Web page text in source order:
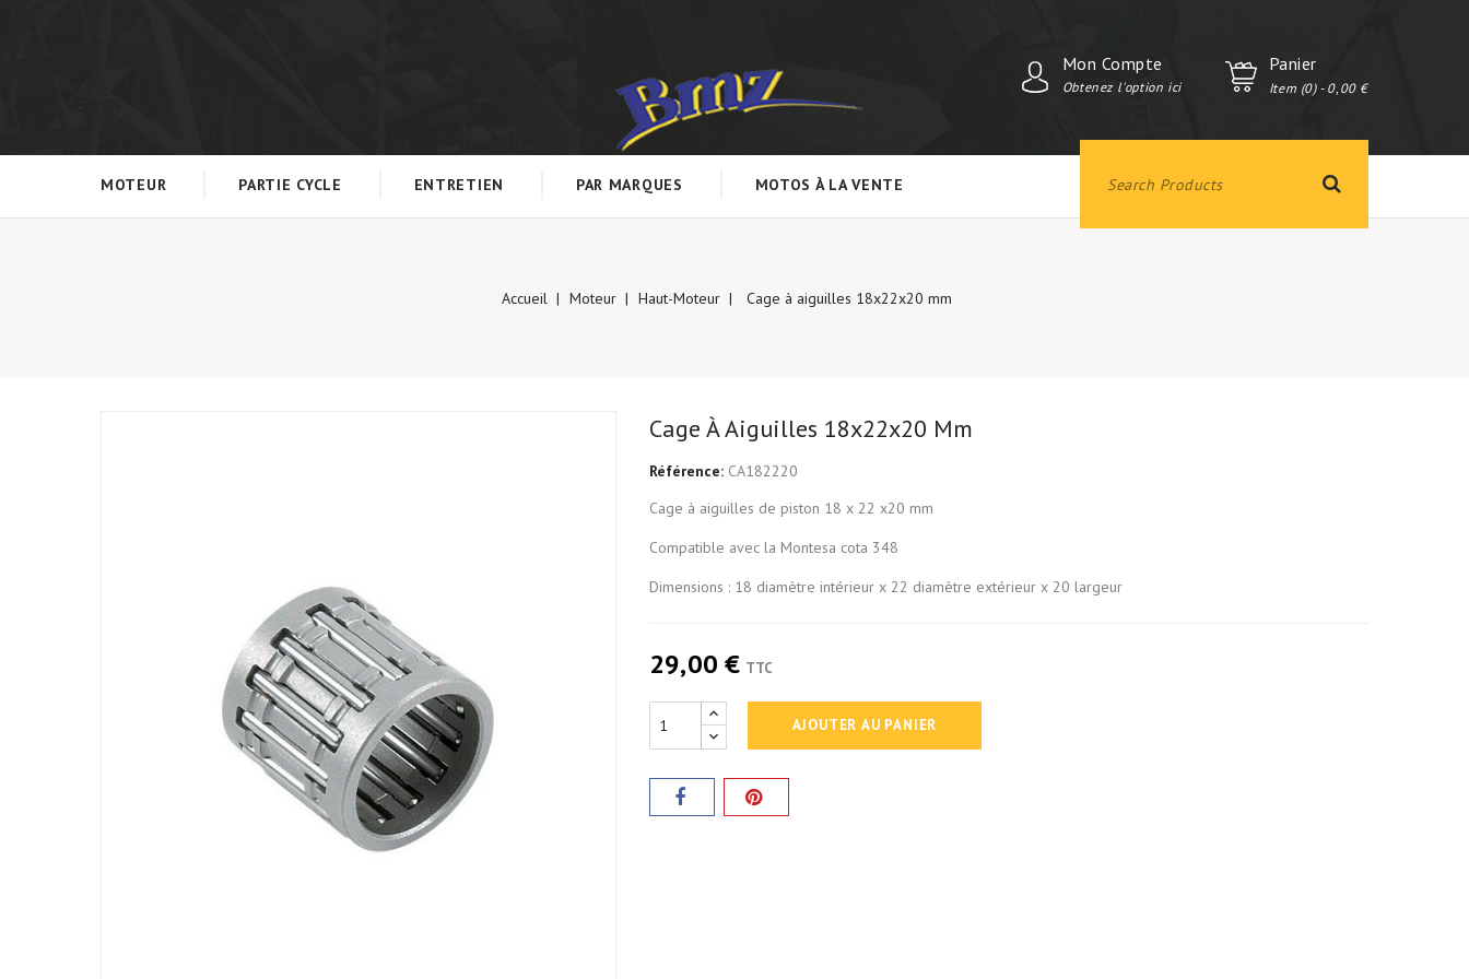
Panier
Item (0) - 0,00 €
Mon Compte
Obtenez l'option ici
MOTEUR PARTIE CYCLE ENTRETIEN PAR MARQUES MOTOS À LA VENTE
Accueil Moteur Haut-Moteur Cage à aiguilles 18x22x20 mm
Cage À Aiguilles 18x22x20 Mm
Référence: CA182220
Cage à aiguilles de piston 18 x 22 x20 mm
Compatible avec la Montesa cota 348
Dimensions : 18 diamètre intérieur x 22 diamètre extérieur x 20 largeur
29,00 € TTC
AJOUTER AU PANIER